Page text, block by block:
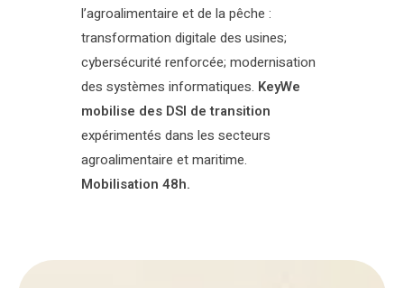
l’agroalimentaire et de la pêche :
transformation digitale des usines;
cybersécurité renforcée; modernisation
des systèmes informatiques. KeyWe
mobilise des DSI de transition
expérimentés dans les secteurs
agroalimentaire et maritime.
Mobilisation 48h.